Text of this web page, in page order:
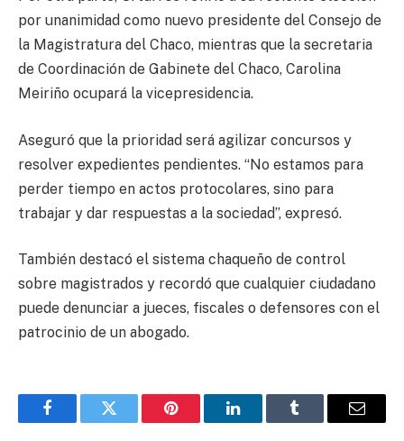
por unanimidad como nuevo presidente del Consejo de
la Magistratura del Chaco, mientras que la secretaria
de Coordinación de Gabinete del Chaco, Carolina
Meiriño ocupará la vicepresidencia.
Aseguró que la prioridad será agilizar concursos y
resolver expedientes pendientes. “No estamos para
perder tiempo en actos protocolares, sino para
trabajar y dar respuestas a la sociedad”, expresó.
También destacó el sistema chaqueño de control
sobre magistrados y recordó que cualquier ciudadano
puede denunciar a jueces, fiscales o defensores con el
patrocinio de un abogado.
FacebookTwitter Pinterest LinkedInTumblr Email